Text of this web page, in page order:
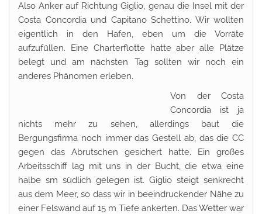
Also Anker auf Richtung Giglio, genau die Insel mit der
Costa Concordia und Capitano Schettino. Wir wollten
eigentlich in den Hafen, eben um die Vorräte
aufzufüllen. Eine Charterflotte hatte aber alle Plätze
belegt und am nächsten Tag sollten wir noch ein
anderes Phänomen erleben.
Von der Costa
Concordia ist ja
nichts mehr zu sehen, allerdings baut die
Bergungsfirma noch immer das Gestell ab, das die CC
gegen das Abrutschen gesichert hatte. Ein großes
Arbeitsschiff lag mit uns in der Bucht, die etwa eine
halbe sm südlich gelegen ist. Giglio steigt senkrecht
aus dem Meer, so dass wir in beeindruckender Nähe zu
einer Felswand auf 15 m Tiefe ankerten. Das Wetter war